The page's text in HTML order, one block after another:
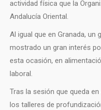
actividad física que la
Andalucía Oriental.
Al igual que en Granada, un
mostrado un gran interés
esta ocasión, en
laboral.
Tras la sesión que queda
los talleres de